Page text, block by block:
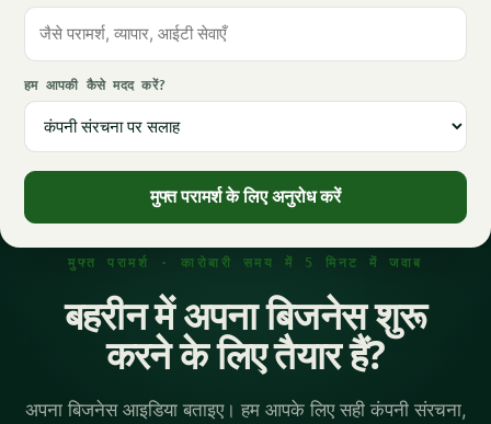
हम आपकी कैसे मदद करें?
मुफ्त परामर्श के लिए अनुरोध करें
मुफ्त परामर्श · कारोबारी समय में 5 मिनट में जवाब
बहरीन में अपना बिजनेस शुरू
करने के लिए तैयार हैं?
अपना बिजनेस आइडिया बताइए। हम आपके लिए सही कंपनी संरचना,